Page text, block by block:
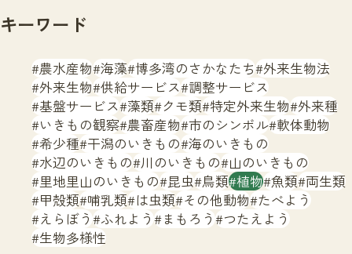
文字サイズ 小 中 大
生物多様性ふくおかウェブセンターとは
サイトマップ
キーワード
農水産物 海藻 博多湾のさかなたち 外来生物法
外来生物 供給サービス 調整サービス
基盤サービス 藻類 クモ類 特定外来生物 外来種
いきもの観察 農畜産物 市のシンボル 軟体動物
希少種 干潟のいきもの 海のいきもの
水辺のいきもの 川のいきもの 山のいきもの
里地里山のいきもの 昆虫 鳥類 植物 魚類 両生類
甲殻類 哺乳類 は虫類 その他動物 たべよう
えらぼう ふれよう まもろう つたえよう
生物多様性